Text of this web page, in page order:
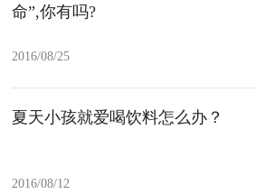
命”,你有吗?
2016/08/25
夏天小孩就爱喝饮料怎么办？
2016/08/12